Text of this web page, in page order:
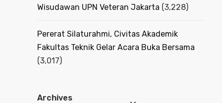
Wisudawan UPN Veteran Jakarta (3,228)
Pererat Silaturahmi, Civitas Akademik
Fakultas Teknik Gelar Acara Buka Bersama
(3,017)
Archives